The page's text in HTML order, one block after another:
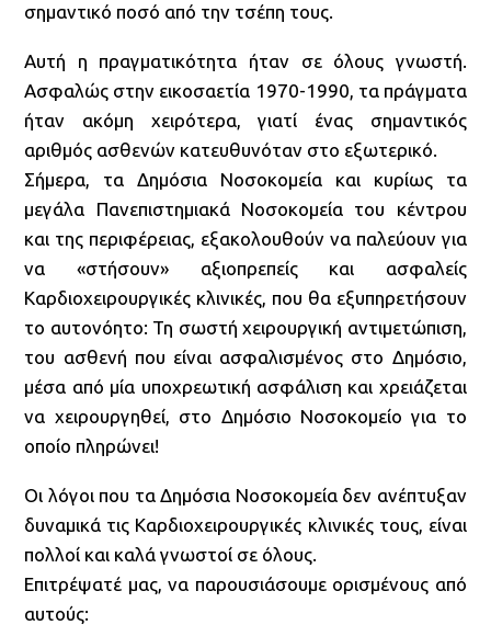
σημαντικό ποσό από την τσέπη τους.
Αυτή η πραγματικότητα ήταν σε όλους γνωστή.
Ασφαλώς στην εικοσαετία 1970-1990, τα πράγματα
ήταν ακόμη χειρότερα, γιατί ένας σημαντικός
αριθμός ασθενών κατευθυνόταν στο εξωτερικό.
Σήμερα, τα Δημόσια Νοσοκομεία και κυρίως τα
μεγάλα Πανεπιστημιακά Νοσοκομεία του κέντρου
και της περιφέρειας, εξακολουθούν να παλεύουν για
να «στήσουν» αξιοπρεπείς και ασφαλείς
Καρδιοχειρουργικές κλινικές, που θα εξυπηρετήσουν
το αυτονόητο: Τη σωστή χειρουργική αντιμετώπιση,
του ασθενή που είναι ασφαλισμένος στο Δημόσιο,
μέσα από μία υποχρεωτική ασφάλιση και χρειάζεται
να χειρουργηθεί, στο Δημόσιο Νοσοκομείο για το
οποίο πληρώνει!
Οι λόγοι που τα Δημόσια Νοσοκομεία δεν ανέπτυξαν
δυναμικά τις Καρδιοχειρουργικές κλινικές τους, είναι
πολλοί και καλά γνωστοί σε όλους.
Επιτρέψατέ μας, να παρουσιάσουμε ορισμένους από
αυτούς: